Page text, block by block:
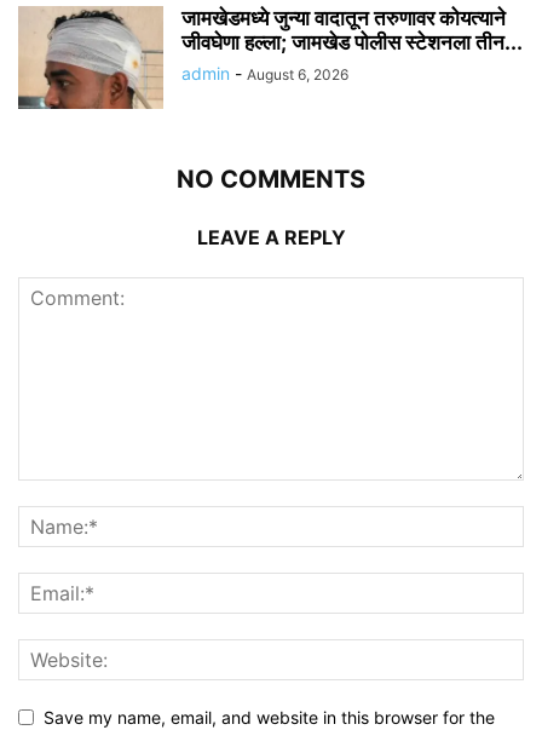
जामखेडमध्ये जुन्या वादातून तरुणावर कोयत्याने
जीवघेणा हल्ला; जामखेड पोलीस स्टेशनला तीन...
admin - August 6, 2026
NO COMMENTS
LEAVE A REPLY
Save my name, email, and website in this browser for the